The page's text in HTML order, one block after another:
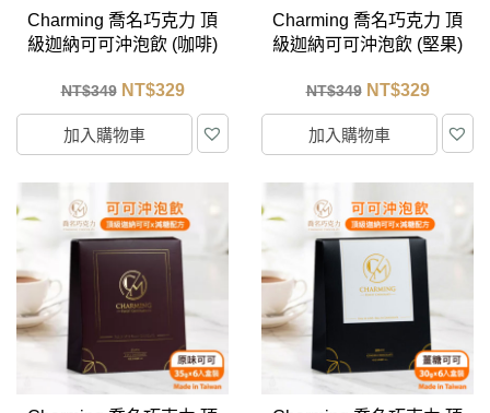
Charming 喬名巧克力 頂
級迦納可可沖泡飲 (咖啡)
NT$349 NT$329
加入購物車
Charming 喬名巧克力 頂
級迦納可可沖泡飲 (堅果)
NT$349 NT$329
加入購物車